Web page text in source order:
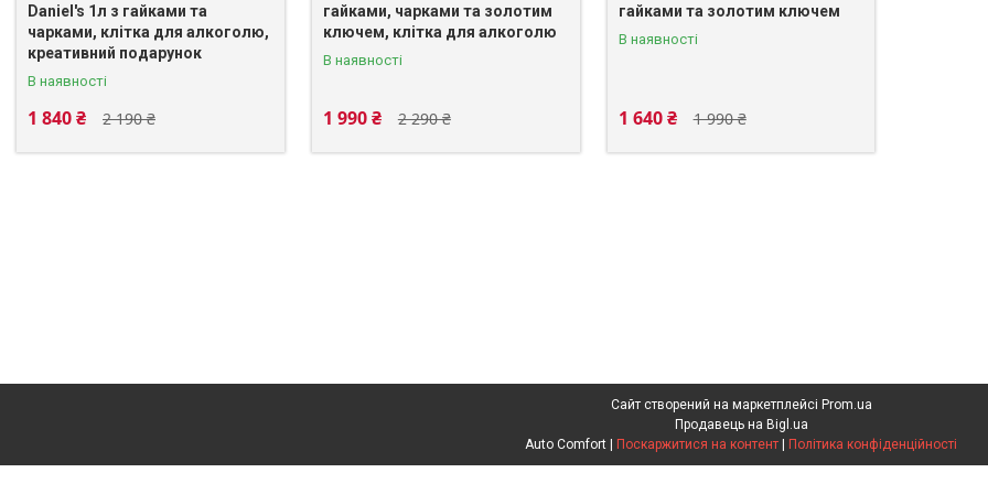
Daniel's 1л з гайками та
чарками, клітка для алкоголю,
креативний подарунок
В наявності
2 190 ₴
1 840 ₴
гайками, чарками та золотим
ключем, клітка для алкоголю
В наявності
2 290 ₴
1 990 ₴
гайками та золотим ключем
В наявності
1 990 ₴
1 640 ₴
Сайт створений на маркетплейсі Prom.ua
Продавець на Bigl.ua
Auto Comfort | Поскаржитися на контент | Політика конфіденційності